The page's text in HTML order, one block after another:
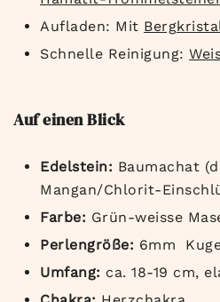
Aufladen: Mit
Schnelle Reinigung:
Auf einen Blick
Edelstein: Baumachat
Mangan/Chlorit-
Farbe: Grün-weisse
Perlengröße: 6mm
Umfang: ca. 18-19 cm,